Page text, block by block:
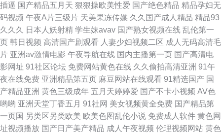
人免费入口 大香蕉八区 91超碰人妻在线 久久看久久做 91入囗 日本女同伦理
www草莓视频 婷婷综合伊然 国产AV资源站 影音先锋看素人 日韩成人国产精
品 91人人爱 狼人色天堂 伊人久久网站 激情深爱五月婷婷 九九视频网 91资
源在线观看视频 91社区观看 日韩青青草 九九re 91支持视频免费观看 91免
费视频资源 91国产盗摄
插逼 国产精品五月天 狠狠操欧美性爱 国产绝色精品 精品孕妇无
码视频 午夜A片三级片 天美果冻传媒 久久国产成人精品 精品93
久久久
日本人妖射精 学生妹avav 国产熟女视频在线 乱伦第一
页 韩日视频 高清国产剧观看 人妻少妇视频二区 成人无码高清毛
片 亚洲av激情电影 午夜导航在线 国内主播第一页 国产高清电
影网址 91社区论坛 免费网站黄色在线 久久偷拍高清亚洲 91午
夜在线免费 亚洲精品第五页 麻豆网站在线观看 91精选国产 国
产精品亚洲 黄色三级成年 五月天婷婷爱 国产不卡小视频 AV色
哟哟 亚洲天堂丁香五月 91社网 美女视频黄全免费 国产精品第
一页国 另类区另类欧美 欧美色图乱伦小说 免费成人软件 黄色网
址视频播放 国产日产美产精品 成人午夜视频 伦理视频网站 黄色